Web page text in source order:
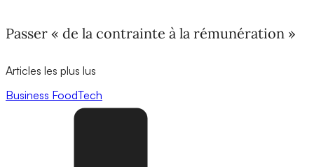
Passer « de la contrainte à la rémunération »
Articles les plus lus
Business FoodTech